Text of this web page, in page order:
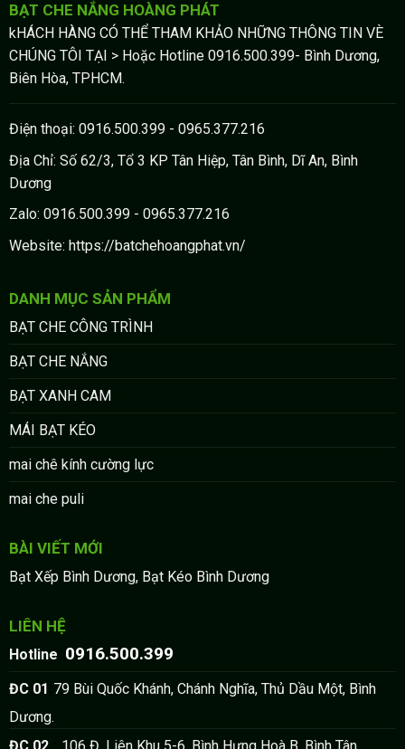
BẠT CHE NẮNG HOÀNG PHÁT
kHÁCH HÀNG CÓ THỂ THAM KHẢO NHỮNG THÔNG TIN VÈ
CHÚNG TÔI TẠI > Hoặc Hotline 0916.500.399- Bình Dương,
Biên Hòa, TPHCM.
Điện thoại: 0916.500.399 - 0965.377.216
Địa Chỉ: Số 62/3, Tổ 3 KP Tân Hiệp, Tân Bình, Dĩ An, Bình
Dương
Zalo: 0916.500.399 - 0965.377.216
Website: https://batchehoangphat.vn/
DANH MỤC SẢN PHẨM
BẠT CHE CÔNG TRÌNH
BẠT CHE NẮNG
BẠT XANH CAM
MÁI BẠT KÉO
mai chê kính cường lực
mai che puli
BÀI VIẾT MỚI
Bạt Xếp Bình Dương, Bạt Kéo Bình Dương
LIÊN HỆ
Hotline 0916.500.399
ĐC 01 79 Bùi Quốc Khánh, Chánh Nghĩa, Thủ Dầu Một, Bình
Dương.
ĐC 02: 106 Đ. Liên Khu 5-6, Bình Hưng Hoà B, Bình Tân,